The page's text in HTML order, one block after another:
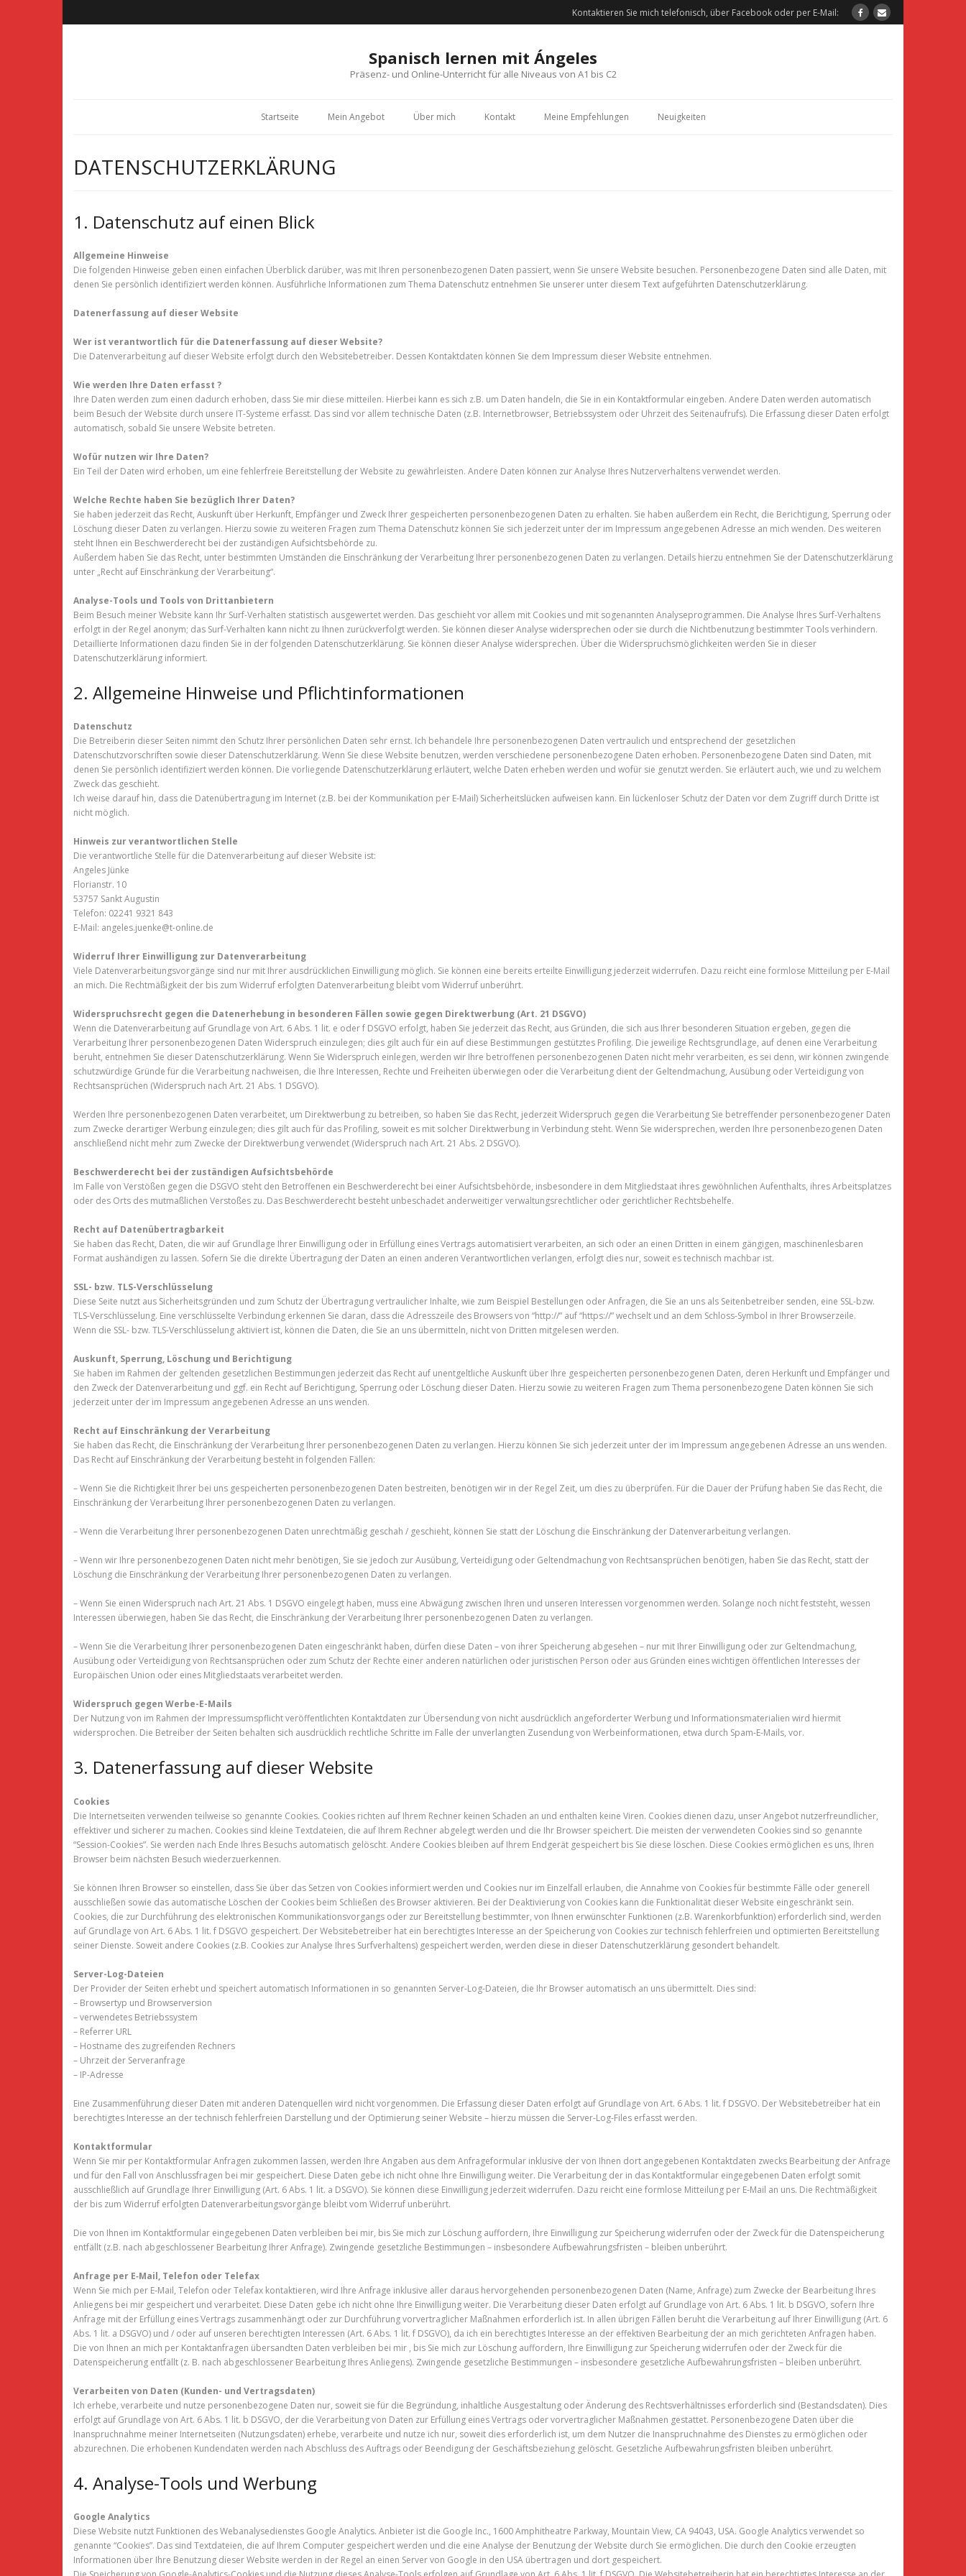
Kontaktieren Sie mich telefonisch, über Facebook oder per E-Mail:
Spanisch lernen mit Ángeles
Präsenz- und Online-Unterricht für alle Niveaus von A1 bis C2
Startseite Mein Angebot Über mich Kontakt Meine Empfehlungen Neuigkeiten
DATENSCHUTZERKLÄRUNG
1. Datenschutz auf einen Blick
Allgemeine Hinweise
Die folgenden Hinweise geben einen einfachen Überblick darüber, was mit Ihren personenbezogenen Daten passiert, wenn Sie unsere Website besuchen. Personenbezogene Daten sind alle Daten, mit
denen Sie persönlich identifiziert werden können. Ausführliche Informationen zum Thema Datenschutz entnehmen Sie unserer unter diesem Text aufgeführten Datenschutzerklärung.
Datenerfassung auf dieser Website
Wer ist verantwortlich für die Datenerfassung auf dieser Website?
Die Datenverarbeitung auf dieser Website erfolgt durch den Websitebetreiber. Dessen Kontaktdaten können Sie dem Impressum dieser Website entnehmen.
Wie werden Ihre Daten erfasst ?
Ihre Daten werden zum einen dadurch erhoben, dass Sie mir diese mitteilen. Hierbei kann es sich z.B. um Daten handeln, die Sie in ein Kontaktformular eingeben. Andere Daten werden automatisch
beim Besuch der Website durch unsere IT-Systeme erfasst. Das sind vor allem technische Daten (z.B. Internetbrowser, Betriebssystem oder Uhrzeit des Seitenaufrufs). Die Erfassung dieser Daten erfolgt
automatisch, sobald Sie unsere Website betreten.
Wofür nutzen wir Ihre Daten?
Ein Teil der Daten wird erhoben, um eine fehlerfreie Bereitstellung der Website zu gewährleisten. Andere Daten können zur Analyse Ihres Nutzerverhaltens verwendet werden.
Welche Rechte haben Sie bezüglich Ihrer Daten?
Sie haben jederzeit das Recht, Auskunft über Herkunft, Empfänger und Zweck Ihrer gespeicherten personenbezogenen Daten zu erhalten. Sie haben außerdem ein Recht, die Berichtigung, Sperrung oder
Löschung dieser Daten zu verlangen. Hierzu sowie zu weiteren Fragen zum Thema Datenschutz können Sie sich jederzeit unter der im Impressum angegebenen Adresse an mich wenden. Des weiteren
steht Ihnen ein Beschwerderecht bei der zuständigen Aufsichtsbehörde zu.
Außerdem haben Sie das Recht, unter bestimmten Umständen die Einschränkung der Verarbeitung Ihrer personenbezogenen Daten zu verlangen. Details hierzu entnehmen Sie der Datenschutzerklärung
unter „Recht auf Einschränkung der Verarbeitung“.
Analyse-Tools und Tools von Drittanbietern
Beim Besuch meiner Website kann Ihr Surf-Verhalten statistisch ausgewertet werden. Das geschieht vor allem mit Cookies und mit sogenannten Analyseprogrammen. Die Analyse Ihres Surf-Verhaltens
erfolgt in der Regel anonym; das Surf-Verhalten kann nicht zu Ihnen zurückverfolgt werden. Sie können dieser Analyse widersprechen oder sie durch die Nichtbenutzung bestimmter Tools verhindern.
Detaillierte Informationen dazu finden Sie in der folgenden Datenschutzerklärung. Sie können dieser Analyse widersprechen. Über die Widerspruchsmöglichkeiten werden Sie in dieser
Datenschutzerklärung informiert.
2. Allgemeine Hinweise und Pflichtinformationen
Datenschutz
Die Betreiberin dieser Seiten nimmt den Schutz Ihrer persönlichen Daten sehr ernst. Ich behandele Ihre personenbezogenen Daten vertraulich und entsprechend der gesetzlichen
Datenschutzvorschriften sowie dieser Datenschutzerklärung. Wenn Sie diese Website benutzen, werden verschiedene personenbezogene Daten erhoben. Personenbezogene Daten sind Daten, mit
denen Sie persönlich identifiziert werden können. Die vorliegende Datenschutzerklärung erläutert, welche Daten erheben werden und wofür sie genutzt werden. Sie erläutert auch, wie und zu welchem
Zweck das geschieht.
Ich weise darauf hin, dass die Datenübertragung im Internet (z.B. bei der Kommunikation per E‑Mail) Sicherheitslücken aufweisen kann. Ein lückenloser Schutz der Daten vor dem Zugriff durch Dritte ist
nicht möglich.
Hinweis zur verantwortlichen Stelle
Die verantwortliche Stelle für die Datenverarbeitung auf dieser Website ist:
Angeles Jünke
Florianstr. 10
53757 Sankt Augustin
Telefon: 02241 9321 843
E‑Mail: angeles.juenke@t-online.de
Widerruf Ihrer Einwilligung zur Datenverarbeitung
Viele Datenverarbeitungsvorgänge sind nur mit Ihrer ausdrücklichen Einwilligung möglich. Sie können eine bereits erteilte Einwilligung jederzeit widerrufen. Dazu reicht eine formlose Mitteilung per E‑Mail
an mich. Die Rechtmäßigkeit der bis zum Widerruf erfolgten Datenverarbeitung bleibt vom Widerruf unberührt.
Widerspruchsrecht gegen die Datenerhebung in besonderen Fällen sowie gegen Direktwerbung (Art. 21 DSGVO)
Wenn die Datenverarbeitung auf Grundlage von Art. 6 Abs. 1 lit. e oder f DSGVO erfolgt, haben Sie jederzeit das Recht, aus Gründen, die sich aus Ihrer besonderen Situation ergeben, gegen die
Verarbeitung Ihrer personenbezogenen Daten Widerspruch einzulegen; dies gilt auch für ein auf diese Bestimmungen gestütztes Profiling. Die jeweilige Rechtsgrundlage, auf denen eine Verarbeitung
beruht, entnehmen Sie dieser Datenschutzerklärung. Wenn Sie Widerspruch einlegen, werden wir Ihre betroffenen personenbezogenen Daten nicht mehr verarbeiten, es sei denn, wir können zwingende
schutzwürdige Gründe für die Verarbeitung nachweisen, die Ihre Interessen, Rechte und Freiheiten überwiegen oder die Verarbeitung dient der Geltendmachung, Ausübung oder Verteidigung von
Rechtsansprüchen (Widerspruch nach Art. 21 Abs. 1 DSGVO).
Werden Ihre personenbezogenen Daten verarbeitet, um Direktwerbung zu betreiben, so haben Sie das Recht, jederzeit Widerspruch gegen die Verarbeitung Sie betreffender personenbezogener Daten
zum Zwecke derartiger Werbung einzulegen; dies gilt auch für das Profiling, soweit es mit solcher Direktwerbung in Verbindung steht. Wenn Sie widersprechen, werden Ihre personenbezogenen Daten
anschließend nicht mehr zum Zwecke der Direktwerbung verwendet (Widerspruch nach Art. 21 Abs. 2 DSGVO).
Beschwerderecht bei der zuständigen Aufsichtsbehörde
Im Falle von Verstößen gegen die DSGVO steht den Betroffenen ein Beschwerderecht bei einer Aufsichtsbehörde, insbesondere in dem Mitgliedstaat ihres gewöhnlichen Aufenthalts, ihres Arbeitsplatzes
oder des Orts des mutmaßlichen Verstoßes zu. Das Beschwerderecht besteht unbeschadet anderweitiger verwaltungsrechtlicher oder gerichtlicher Rechtsbehelfe.
Recht auf Datenübertragbarkeit
Sie haben das Recht, Daten, die wir auf Grundlage Ihrer Einwilligung oder in Erfüllung eines Vertrags automatisiert verarbeiten, an sich oder an einen Dritten in einem gängigen, maschinenlesbaren
Format aushändigen zu lassen. Sofern Sie die direkte Übertragung der Daten an einen anderen Verantwortlichen verlangen, erfolgt dies nur, soweit es technisch machbar ist.
SSL- bzw. TLS-Verschlüsselung
Diese Seite nutzt aus Sicherheitsgründen und zum Schutz der Übertragung vertraulicher Inhalte, wie zum Beispiel Bestellungen oder Anfragen, die Sie an uns als Seitenbetreiber senden, eine SSL-bzw.
TLS-Verschlüsselung. Eine verschlüsselte Verbindung erkennen Sie daran, dass die Adresszeile des Browsers von “http://” auf “https://” wechselt und an dem Schloss-Symbol in Ihrer Browserzeile.
Wenn die SSL- bzw. TLS-Verschlüsselung aktiviert ist, können die Daten, die Sie an uns übermitteln, nicht von Dritten mitgelesen werden.
Auskunft, Sperrung, Löschung und Berichtigung
Sie haben im Rahmen der geltenden gesetzlichen Bestimmungen jederzeit das Recht auf unentgeltliche Auskunft über Ihre gespeicherten personenbezogenen Daten, deren Herkunft und Empfänger und
den Zweck der Datenverarbeitung und ggf. ein Recht auf Berichtigung, Sperrung oder Löschung dieser Daten. Hierzu sowie zu weiteren Fragen zum Thema personenbezogene Daten können Sie sich
jederzeit unter der im Impressum angegebenen Adresse an uns wenden.
Recht auf Einschränkung der Verarbeitung
Sie haben das Recht, die Einschränkung der Verarbeitung Ihrer personenbezogenen Daten zu verlangen. Hierzu können Sie sich jederzeit unter der im Impressum angegebenen Adresse an uns wenden.
Das Recht auf Einschränkung der Verarbeitung besteht in folgenden Fällen:
– Wenn Sie die Richtigkeit Ihrer bei uns gespeicherten personenbezogenen Daten bestreiten, benötigen wir in der Regel Zeit, um dies zu überprüfen. Für die Dauer der Prüfung haben Sie das Recht, die
Einschränkung der Verarbeitung Ihrer personenbezogenen Daten zu verlangen.
– Wenn die Verarbeitung Ihrer personenbezogenen Daten unrechtmäßig geschah / geschieht, können Sie statt der Löschung die Einschränkung der Datenverarbeitung verlangen.
– Wenn wir Ihre personenbezogenen Daten nicht mehr benötigen, Sie sie jedoch zur Ausübung, Verteidigung oder Geltendmachung von Rechtsansprüchen benötigen, haben Sie das Recht, statt der
Löschung die Einschränkung der Verarbeitung Ihrer personenbezogenen Daten zu verlangen.
– Wenn Sie einen Widerspruch nach Art. 21 Abs. 1 DSGVO eingelegt haben, muss eine Abwägung zwischen Ihren und unseren Interessen vorgenommen werden. Solange noch nicht feststeht, wessen
Interessen überwiegen, haben Sie das Recht, die Einschränkung der Verarbeitung Ihrer personenbezogenen Daten zu verlangen.
– Wenn Sie die Verarbeitung Ihrer personenbezogenen Daten eingeschränkt haben, dürfen diese Daten – von ihrer Speicherung abgesehen – nur mit Ihrer Einwilligung oder zur Geltendmachung,
Ausübung oder Verteidigung von Rechtsansprüchen oder zum Schutz der Rechte einer anderen natürlichen oder juristischen Person oder aus Gründen eines wichtigen öffentlichen Interesses der
Europäischen Union oder eines Mitgliedstaats verarbeitet werden.
Widerspruch gegen Werbe-E-Mails
Der Nutzung von im Rahmen der Impressumspflicht veröffentlichten Kontaktdaten zur Übersendung von nicht ausdrücklich angeforderter Werbung und Informationsmaterialien wird hiermit
widersprochen. Die Betreiber der Seiten behalten sich ausdrücklich rechtliche Schritte im Falle der unverlangten Zusendung von Werbeinformationen, etwa durch Spam-E-Mails, vor.
3. Datenerfassung auf dieser Website
Cookies
Die Internetseiten verwenden teilweise so genannte Cookies. Cookies richten auf Ihrem Rechner keinen Schaden an und enthalten keine Viren. Cookies dienen dazu, unser Angebot nutzerfreundlicher,
effektiver und sicherer zu machen. Cookies sind kleine Textdateien, die auf Ihrem Rechner abgelegt werden und die Ihr Browser speichert. Die meisten der verwendeten Cookies sind so genannte
“Session-Cookies”. Sie werden nach Ende Ihres Besuchs automatisch gelöscht. Andere Cookies bleiben auf Ihrem Endgerät gespeichert bis Sie diese löschen. Diese Cookies ermöglichen es uns, Ihren
Browser beim nächsten Besuch wiederzuerkennen.
Sie können Ihren Browser so einstellen, dass Sie über das Setzen von Cookies informiert werden und Cookies nur im Einzelfall erlauben, die Annahme von Cookies für bestimmte Fälle oder generell
ausschließen sowie das automatische Löschen der Cookies beim Schließen des Browser aktivieren. Bei der Deaktivierung von Cookies kann die Funktionalität dieser Website eingeschränkt sein.
Cookies, die zur Durchführung des elektronischen Kommunikationsvorgangs oder zur Bereitstellung bestimmter, von Ihnen erwünschter Funktionen (z.B. Warenkorbfunktion) erforderlich sind, werden
auf Grundlage von Art. 6 Abs. 1 lit. f DSGVO gespeichert. Der Websitebetreiber hat ein berechtigtes Interesse an der Speicherung von Cookies zur technisch fehlerfreien und optimierten Bereitstellung
seiner Dienste. Soweit andere Cookies (z.B. Cookies zur Analyse Ihres Surfverhaltens) gespeichert werden, werden diese in dieser Datenschutzerklärung gesondert behandelt.
Server-Log-Dateien
Der Provider der Seiten erhebt und speichert automatisch Informationen in so genannten Server-Log-Dateien, die Ihr Browser automatisch an uns übermittelt. Dies sind:
– Browsertyp und Browserversion
– verwendetes Betriebssystem
– Referrer URL
– Hostname des zugreifenden Rechners
– Uhrzeit der Serveranfrage
– IP-Adresse
Eine Zusammenführung dieser Daten mit anderen Datenquellen wird nicht vorgenommen. Die Erfassung dieser Daten erfolgt auf Grundlage von Art. 6 Abs. 1 lit. f DSGVO. Der Websitebetreiber hat ein
berechtigtes Interesse an der technisch fehlerfreien Darstellung und der Optimierung seiner Website – hierzu müssen die Server-Log-Files erfasst werden.
Kontaktformular
Wenn Sie mir per Kontaktformular Anfragen zukommen lassen, werden Ihre Angaben aus dem Anfrageformular inklusive der von Ihnen dort angegebenen Kontaktdaten zwecks Bearbeitung der Anfrage
und für den Fall von Anschlussfragen bei mir gespeichert. Diese Daten gebe ich nicht ohne Ihre Einwilligung weiter. Die Verarbeitung der in das Kontaktformular eingegebenen Daten erfolgt somit
ausschließlich auf Grundlage Ihrer Einwilligung (Art. 6 Abs. 1 lit. a DSGVO). Sie können diese Einwilligung jederzeit widerrufen. Dazu reicht eine formlose Mitteilung per E‑Mail an uns. Die Rechtmäßigkeit
der bis zum Widerruf erfolgten Datenverarbeitungsvorgänge bleibt vom Widerruf unberührt.
Die von Ihnen im Kontaktformular eingegebenen Daten verbleiben bei mir, bis Sie mich zur Löschung auffordern, Ihre Einwilligung zur Speicherung widerrufen oder der Zweck für die Datenspeicherung
entfällt (z.B. nach abgeschlossener Bearbeitung Ihrer Anfrage). Zwingende gesetzliche Bestimmungen – insbesondere Aufbewahrungsfristen – bleiben unberührt.
Anfrage per E‑Mail, Telefon oder Telefax
Wenn Sie mich per E‑Mail, Telefon oder Telefax kontaktieren, wird Ihre Anfrage inklusive aller daraus hervorgehenden personenbezogenen Daten (Name, Anfrage) zum Zwecke der Bearbeitung Ihres
Anliegens bei mir gespeichert und verarbeitet. Diese Daten gebe ich nicht ohne Ihre Einwilligung weiter. Die Verarbeitung dieser Daten erfolgt auf Grundlage von Art. 6 Abs. 1 lit. b DSGVO, sofern Ihre
Anfrage mit der Erfüllung eines Vertrags zusammenhängt oder zur Durchführung vorvertraglicher Maßnahmen erforderlich ist. In allen übrigen Fällen beruht die Verarbeitung auf Ihrer Einwilligung (Art. 6
Abs. 1 lit. a DSGVO) und / oder auf unseren berechtigten Interessen (Art. 6 Abs. 1 lit. f DSGVO), da ich ein berechtigtes Interesse an der effektiven Bearbeitung der an mich gerichteten Anfragen haben.
Die von Ihnen an mich per Kontaktanfragen übersandten Daten verbleiben bei mir , bis Sie mich zur Löschung auffordern, Ihre Einwilligung zur Speicherung widerrufen oder der Zweck für die
Datenspeicherung entfällt (z. B. nach abgeschlossener Bearbeitung Ihres Anliegens). Zwingende gesetzliche Bestimmungen – insbesondere gesetzliche Aufbewahrungsfristen – bleiben unberührt.
Verarbeiten von Daten (Kunden- und Vertragsdaten)
Ich erhebe, verarbeite und nutze personenbezogene Daten nur, soweit sie für die Begründung, inhaltliche Ausgestaltung oder Änderung des Rechtsverhältnisses erforderlich sind (Bestandsdaten). Dies
erfolgt auf Grundlage von Art. 6 Abs. 1 lit. b DSGVO, der die Verarbeitung von Daten zur Erfüllung eines Vertrags oder vorvertraglicher Maßnahmen gestattet. Personenbezogene Daten über die
Inanspruchnahme meiner Internetseiten (Nutzungsdaten) erhebe, verarbeite und nutze ich nur, soweit dies erforderlich ist, um dem Nutzer die Inanspruchnahme des Dienstes zu ermöglichen oder
abzurechnen. Die erhobenen Kundendaten werden nach Abschluss des Auftrags oder Beendigung der Geschäftsbeziehung gelöscht. Gesetzliche Aufbewahrungsfristen bleiben unberührt.
4. Analyse-Tools und Werbung
Google Analytics
Diese Website nutzt Funktionen des Webanalysedienstes Google Analytics. Anbieter ist die Google Inc., 1600 Amphitheatre Parkway, Mountain View, CA 94043, USA. Google Analytics verwendet so
genannte “Cookies”. Das sind Textdateien, die auf Ihrem Computer gespeichert werden und die eine Analyse der Benutzung der Website durch Sie ermöglichen. Die durch den Cookie erzeugten
Informationen über Ihre Benutzung dieser Website werden in der Regel an einen Server von Google in den USA übertragen und dort gespeichert.